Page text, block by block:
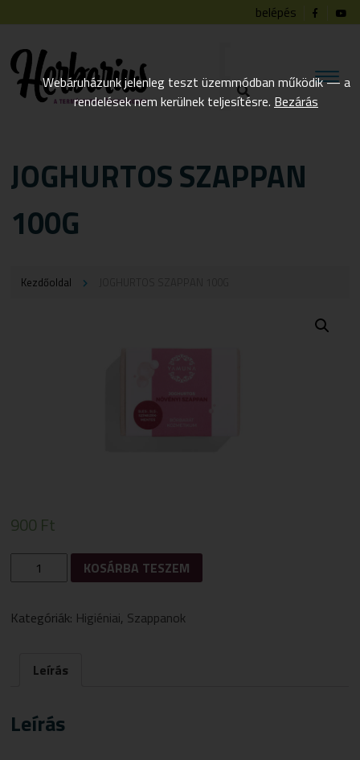
belépés
JOGHURTOS SZAPPAN
100G
Kezdőoldal
900 Ft
JOGHURTOS
SZAPPAN
KOSÁRBA TESZEM
Kategóriák: Higiéniai, Szappanok
Leírás
Leírás
Webáruházunk jelenleg teszt üzemmódban működik — a
rendelések nem kerülnek teljesítésre. Bezárás